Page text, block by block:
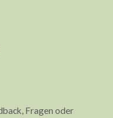
Fragen oder